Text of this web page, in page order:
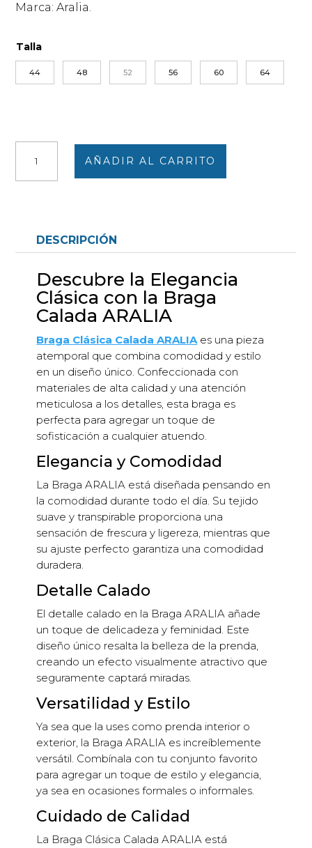
Marca: Aralia.
Talla
44 48 52 56 60 64
clásica
calada
AÑADIR AL CARRITO
DESCRIPCIÓN
Descubre la Elegancia
Clásica con la Braga
Calada ARALIA
Braga Clásica Calada ARALIAes una pieza
atemporal que combina comodidad y estilo
en un diseño único. Confeccionada con
materiales de alta calidad y una atención
meticulosa a los detalles, esta braga es
perfecta para agregar un toque de
sofisticación a cualquier atuendo.
Elegancia y Comodidad
La Braga ARALIA está diseñada pensando en
la comodidad durante todo el día. Su tejido
suave y transpirable proporciona una
sensación de frescura y ligereza, mientras que
su ajuste perfecto garantiza una comodidad
duradera.
Detalle Calado
El detalle calado en la Braga ARALIA añade
un toque de delicadeza y feminidad. Este
diseño único resalta la belleza de la prenda,
creando un efecto visualmente atractivo que
seguramente captará miradas.
Versatilidad y Estilo
Ya sea que la uses como prenda interior o
exterior, la Braga ARALIA es increíblemente
versátil. Combínala con tu conjunto favorito
para agregar un toque de estilo y elegancia,
ya sea en ocasiones formales o informales.
Cuidado de Calidad
La Braga Clásica Calada ARALIA está